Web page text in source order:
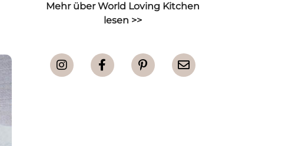
Mehr über World Loving Kitchen
lesen >>